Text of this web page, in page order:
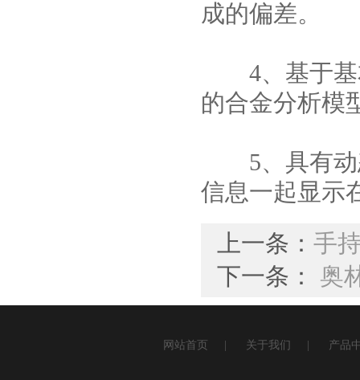
成的偏差。
4、基于基
的合金分析模
5、具有动
信息一起显示
上一条： 手
下一条： 奥
网站首页 关于我们 产品